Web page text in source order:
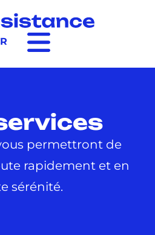
permettront de
rapidement et en
sérénité.